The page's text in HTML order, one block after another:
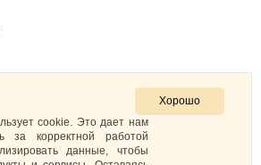
29
Хорошо
cookie. Это дает нам
за корректной работой
данные, чтобы